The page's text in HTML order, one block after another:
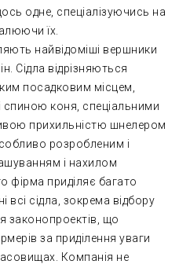
одне, спеціалізуючись на
їх.
найвідоміші вершники
Сідла відрізняються
посадковим місцем,
коня, спеціальними
прихильністю шнелером
розробленим і
і нахилом
фірма приділяє багато
всі сідла, зокрема відбору
законопроектів, що
за приділення уваги
Компанія не